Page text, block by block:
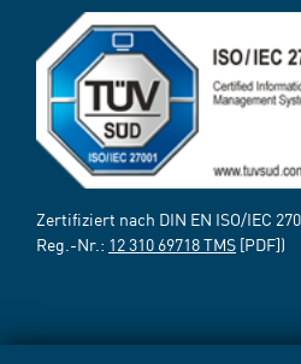
Zertifiziert nach DIN EN ISO/IEC
Reg.-Nr.: 12 310 69718 TMS [PDF])